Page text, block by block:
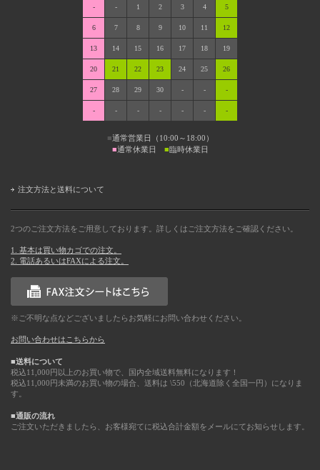
- - 1 2 3 4 5
6 7 8 9 10 11 12
13 14 15 16 17 18 19
20 21 22 23 24 25 26
27 28 29 30 - - -
- - - - - - -
■通常営業日（10:00～18:00）
■通常休業日 ■臨時休業日
注文方法と送料について
2つのご注文方法をご用意しております。詳しくはご注文方法をご確認ください。
1. 基本は買い物カゴでの注文。
2. 電話あるいはFAXによる注文。
※ご不明な点などございましたらお気軽にお問い合わせください。
お問い合わせはこちらから
■送料について
税込11,000円以上のお買い物で、国内全域送料無料になります！
税込11,000円未満のお買い物の場合、送料は \550（北海道除く全国一円）になりま
す。
■通販の流れ
ご注文いただきましたら、お客様宛てに税込合計金額をメールにてお知らせします。